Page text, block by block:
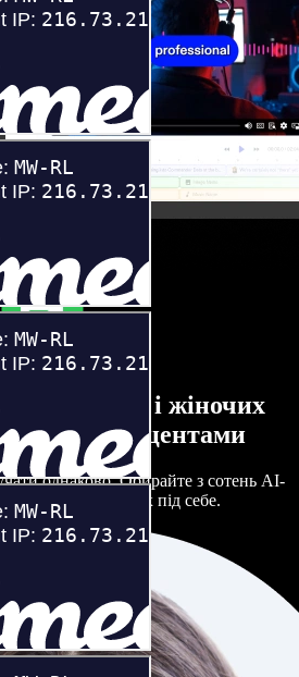
чоловічих і жіночих
якими акцентами
однаково. Обирайте з сотень AI-
налаштовуйте їх під себе.